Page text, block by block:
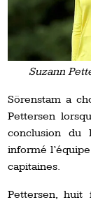
Suzann
Sörenstam a
Pettersen
conclusion du
informé
capitaines.
Pettersen, huit